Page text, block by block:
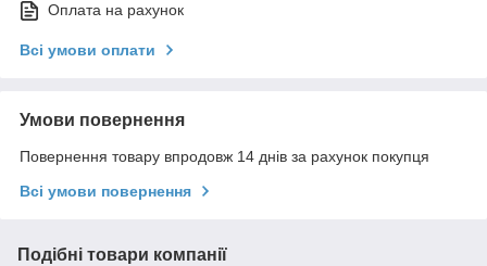
Оплата на рахунок
Всі умови оплати
Умови повернення
Повернення товару впродовж 14 днів за рахунок покупця
Всі умови повернення
Подібні товари компанії